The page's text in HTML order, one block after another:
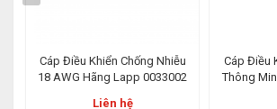
Cáp Điều Khiển Chống Nhiễu
18 AWG Hãng Lapp 0033002
Liên hệ
Cáp Điều
Thông